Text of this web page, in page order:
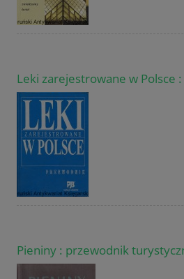
Leki zarejestrowane w Polsce
Pieniny : przewodnik